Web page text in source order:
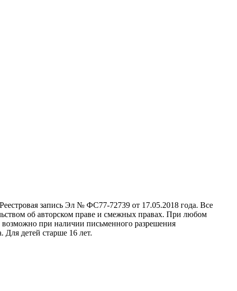
запись Эл № ФС77-72739 от 17.05.2018 года. Все
об авторском праве и смежных правах. При любом
возможно при наличии письменного разрешения
Для детей старше 16 лет.